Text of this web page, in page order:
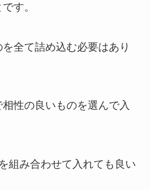
す。
全て詰め込む必要はあり
性の良いものを選んで入
組み合わせて入れても良い